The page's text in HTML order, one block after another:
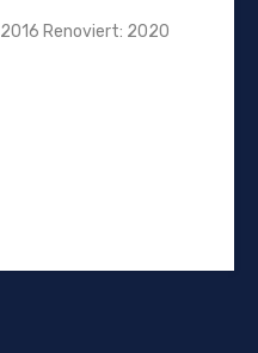
Renoviert: 2020